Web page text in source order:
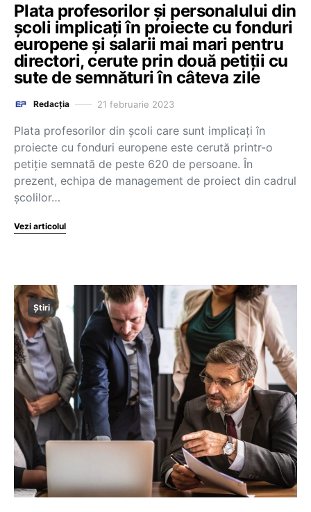
Plata profesorilor și personalului din
școli implicați în proiecte cu fonduri
europene și salarii mai mari pentru
directori, cerute prin două petiții cu
sute de semnături în câteva zile
Redacția 21 februarie 2023
Plata profesorilor din școli care sunt implicați în
proiecte cu fonduri europene este cerută printr-o
petiție semnată de peste 620 de persoane. În
prezent, echipa de management de proiect din cadrul
școlilor…
Vezi articolul
Știri